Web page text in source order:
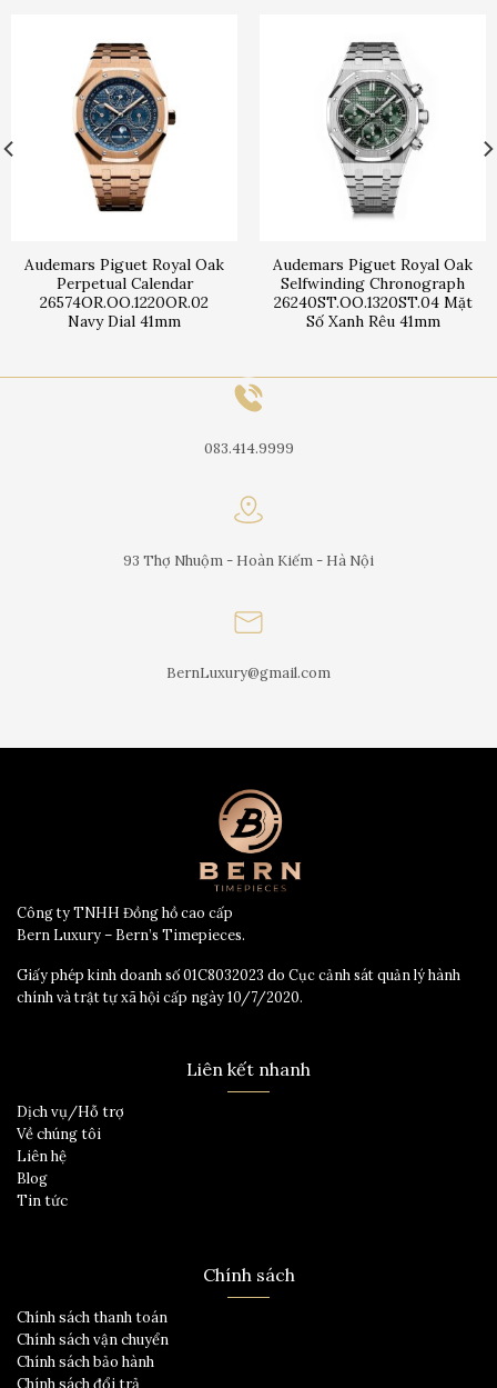
Audemars Piguet Royal Oak
Perpetual Calendar
26574OR.OO.1220OR.02
Navy Dial 41mm
Audemars Piguet Royal Oak
Selfwinding Chronograph
26240ST.OO.1320ST.04 Mặt
Số Xanh Rêu 41mm
083.414.9999
93 Thợ Nhuộm - Hoàn Kiếm - Hà Nội
BernLuxury@gmail.com
Công ty TNHH Đồng hồ cao cấp
Bern Luxury – Bern’s Timepieces.
Giấy phép kinh doanh số 01C8032023 do Cục cảnh sát quản lý hành
chính và trật tự xã hội cấp ngày 10/7/2020.
Liên kết nhanh
Dịch vụ/Hỗ trợ
Về chúng tôi
Liên hệ
Blog
Tin tức
Chính sách
Chính sách thanh toán
Chính sách vận chuyển
Chính sách bảo hành